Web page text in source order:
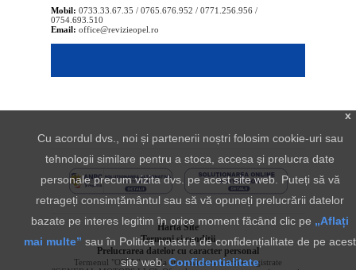
Mobil: 0733.33.67.35 / 0765.676.952 / 0771.256.956 /
0754.693.510
Email: office@revizieopel.ro
Harta Site
Termeni si conditii
Prelucrarea datelor cu caracter personal
Termenul "OPEL" si sigla aferenta sunt marci inregistrate
x
Cu acordul dvs., noi și partenerii noștri folosim cookie-uri sau
tehnologii similare pentru a stoca, accesa și prelucra date
personale precum vizita dvs. pe acest site web. Puteți să vă
retrageți consimțământul sau să vă opuneți prelucrării datelor
bazate pe interes legitim în orice moment făcând clic pe „Aflați
mai multe” sau în Politica noastră de confidențialitate de pe acest
site web.Confidentialitate